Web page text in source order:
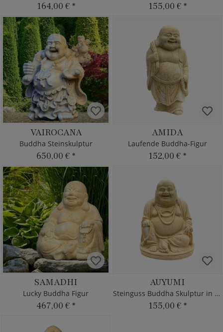
164,00 € * 155,00 € *
VAIROCANA
Buddha Steinskulptur
650,00 € *
AMIDA
Laufende Buddha-Figur
152,00 € *
SAMADHI
Lucky Buddha Figur
467,00 € *
AUYUMI
Steinguss Buddha Skulptur in Sitzhaltung
155,00 € *